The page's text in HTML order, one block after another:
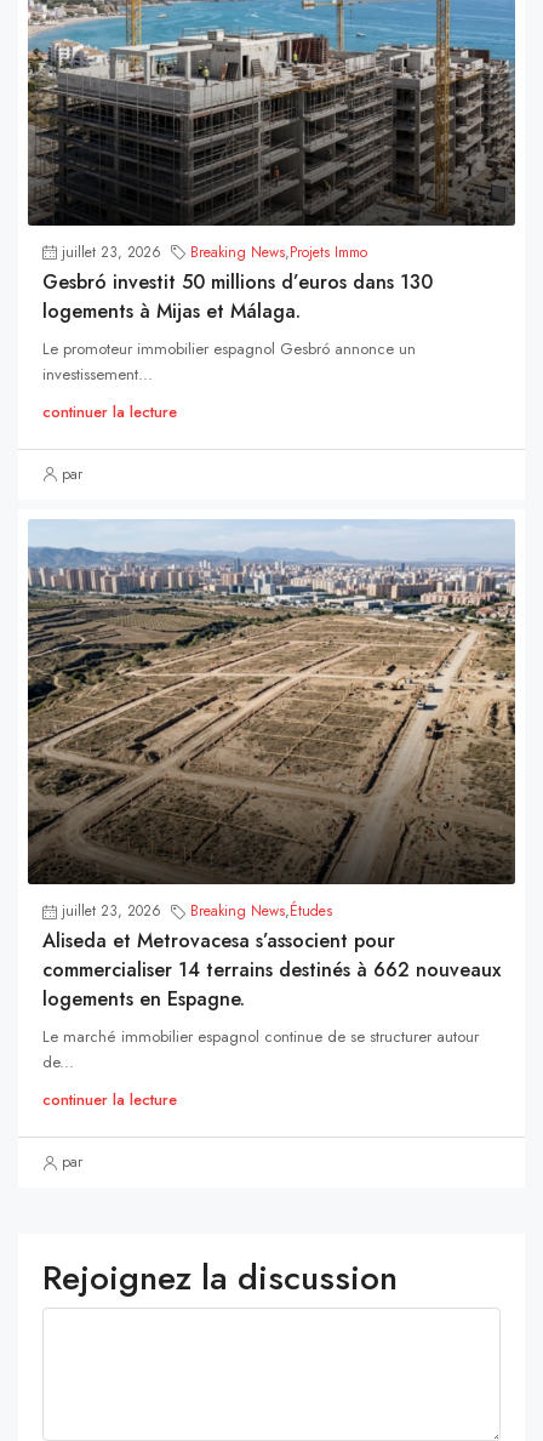
juillet 23, 2026 Breaking News,Projets Immo
Gesbró investit 50 millions d’euros dans 130
logements à Mijas et Málaga.
Le promoteur immobilier espagnol Gesbró annonce un
investissement...
continuer la lecture
par
juillet 23, 2026 Breaking News,Études
Aliseda et Metrovacesa s’associent pour
commercialiser 14 terrains destinés à 662 nouveaux
logements en Espagne.
Le marché immobilier espagnol continue de se structurer autour
de...
continuer la lecture
par
Rejoignez la discussion